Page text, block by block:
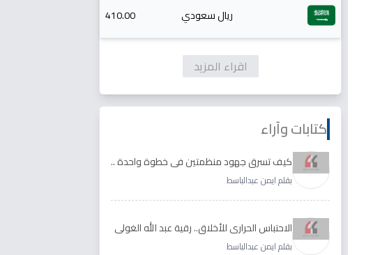
ريال سعودي 410.00
اقراء المزيد
كتابات وآراء
كيف تسرق جهود منظمتين في خطوة واحدة ..
الأجابة لدى رقية عبد الله الغولي وغدير طيره
بقلم ايمن عبدالباسط
الاحتباس الحراري للأخلاق.. رقية عبد الله الغولي
وغدير طيره نموذجا
بقلم ايمن عبدالباسط